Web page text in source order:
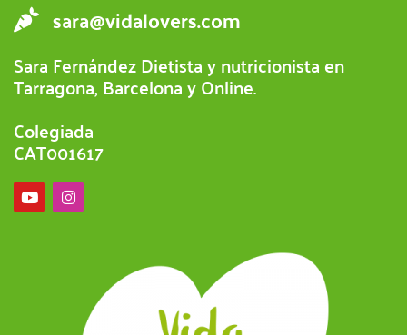
sara@vidalovers.com
Sara Fernández Dietista y nutricionista en
Tarragona, Barcelona y Online.
Colegiada
CAT001617